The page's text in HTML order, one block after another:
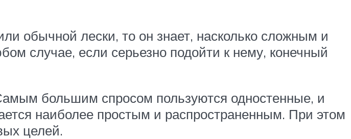
обычной лески, то он знает, насколько сложным и
случае, если серьезно подойти к нему, конечный
большим спросом пользуются одностенные, и
наиболее простым и распространенным. При этом
целей.